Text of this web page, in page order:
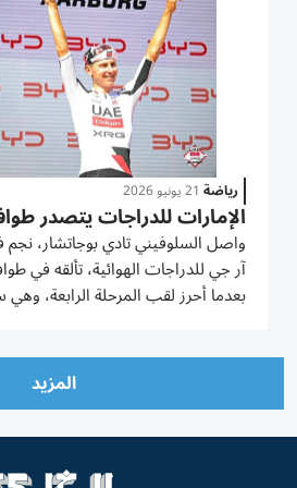
رياضة 21 يونيو 2026
الإمارات للدراجات يتصدر
واصل السلوفيني تادي بوجاتشار،
بعدما أحرز لقب المرحلة الرابعة،
المزيد